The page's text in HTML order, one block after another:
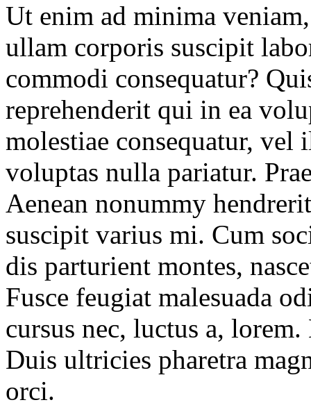
Ut enim ad minima
ullam corporis suscipit
commodi consequatur?
reprehenderit qui in ea
molestiae consequatur,
voluptas nulla pariatur.
Aenean nonummy
suscipit varius mi. Cum
dis parturient montes,
Fusce feugiat malesuada
cursus nec, luctus a,
Duis ultricies pharetra
orci.